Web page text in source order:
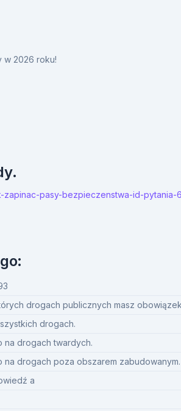
w 2026 roku!
pasy-bezpieczenstwa-id-pytania-
drogach publicznych masz
drogach.
na drogach twardych.
na drogach poza obszarem zabudowanym.
a